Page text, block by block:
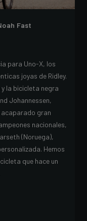
Fast
para Uno-X, los
joyas de Ridley.
la bicicleta negra
Johannessen,
acaparado gran
nacionales,
(Noruega),
Hemos
que hace un